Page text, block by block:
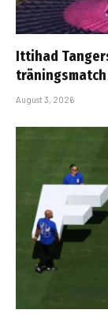
Ittihad
August 3, 2026